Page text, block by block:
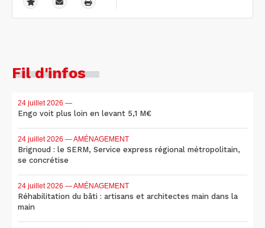
Fil d'infos
24 juillet 2026 —
Engo voit plus loin en levant 5,1 M€
24 juillet 2026 — AMÉNAGEMENT
Brignoud : le SERM, Service express régional métropolitain,
se concrétise
24 juillet 2026 — AMÉNAGEMENT
Réhabilitation du bâti : artisans et architectes main dans la
main